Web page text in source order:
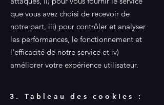
que vous avez choisi de recevoir de
notre part, iii) pour contrôler et analyser
les performances, le fonctionnement et
l'efficacité de notre service et iv)
améliorer votre expérience utilisateur.
3. Tableau des cookies :